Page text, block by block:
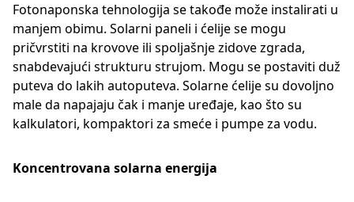
Fotonaponska tehnologija se takođe može instalirati u
manjem obimu. Solarni paneli i ćelije se mogu
pričvrstiti na krovove ili spoljašnje zidove zgrada,
snabdevajući strukturu strujom. Mogu se postaviti duž
puteva do lakih autoputeva. Solarne ćelije su dovoljno
male da napajaju čak i manje uređaje, kao što su
kalkulatori, kompaktori za smeće i pumpe za vodu.
Koncentrovana solarna energija